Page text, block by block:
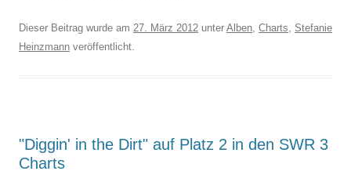
Dieser Beitrag wurde am 27. März 2012 unter Alben, Charts, Stefanie
Heinzmann veröffentlicht.
"Diggin' in the Dirt" auf Platz 2 in den SWR 3
Charts